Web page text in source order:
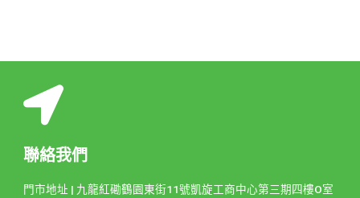
聯絡我們
門市地址 | 九龍紅磡鶴園東街11號凱旋工商中心第三期四樓O室